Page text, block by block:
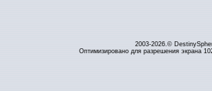
2003-2026.©
Оптимизировано для разрешения экрана